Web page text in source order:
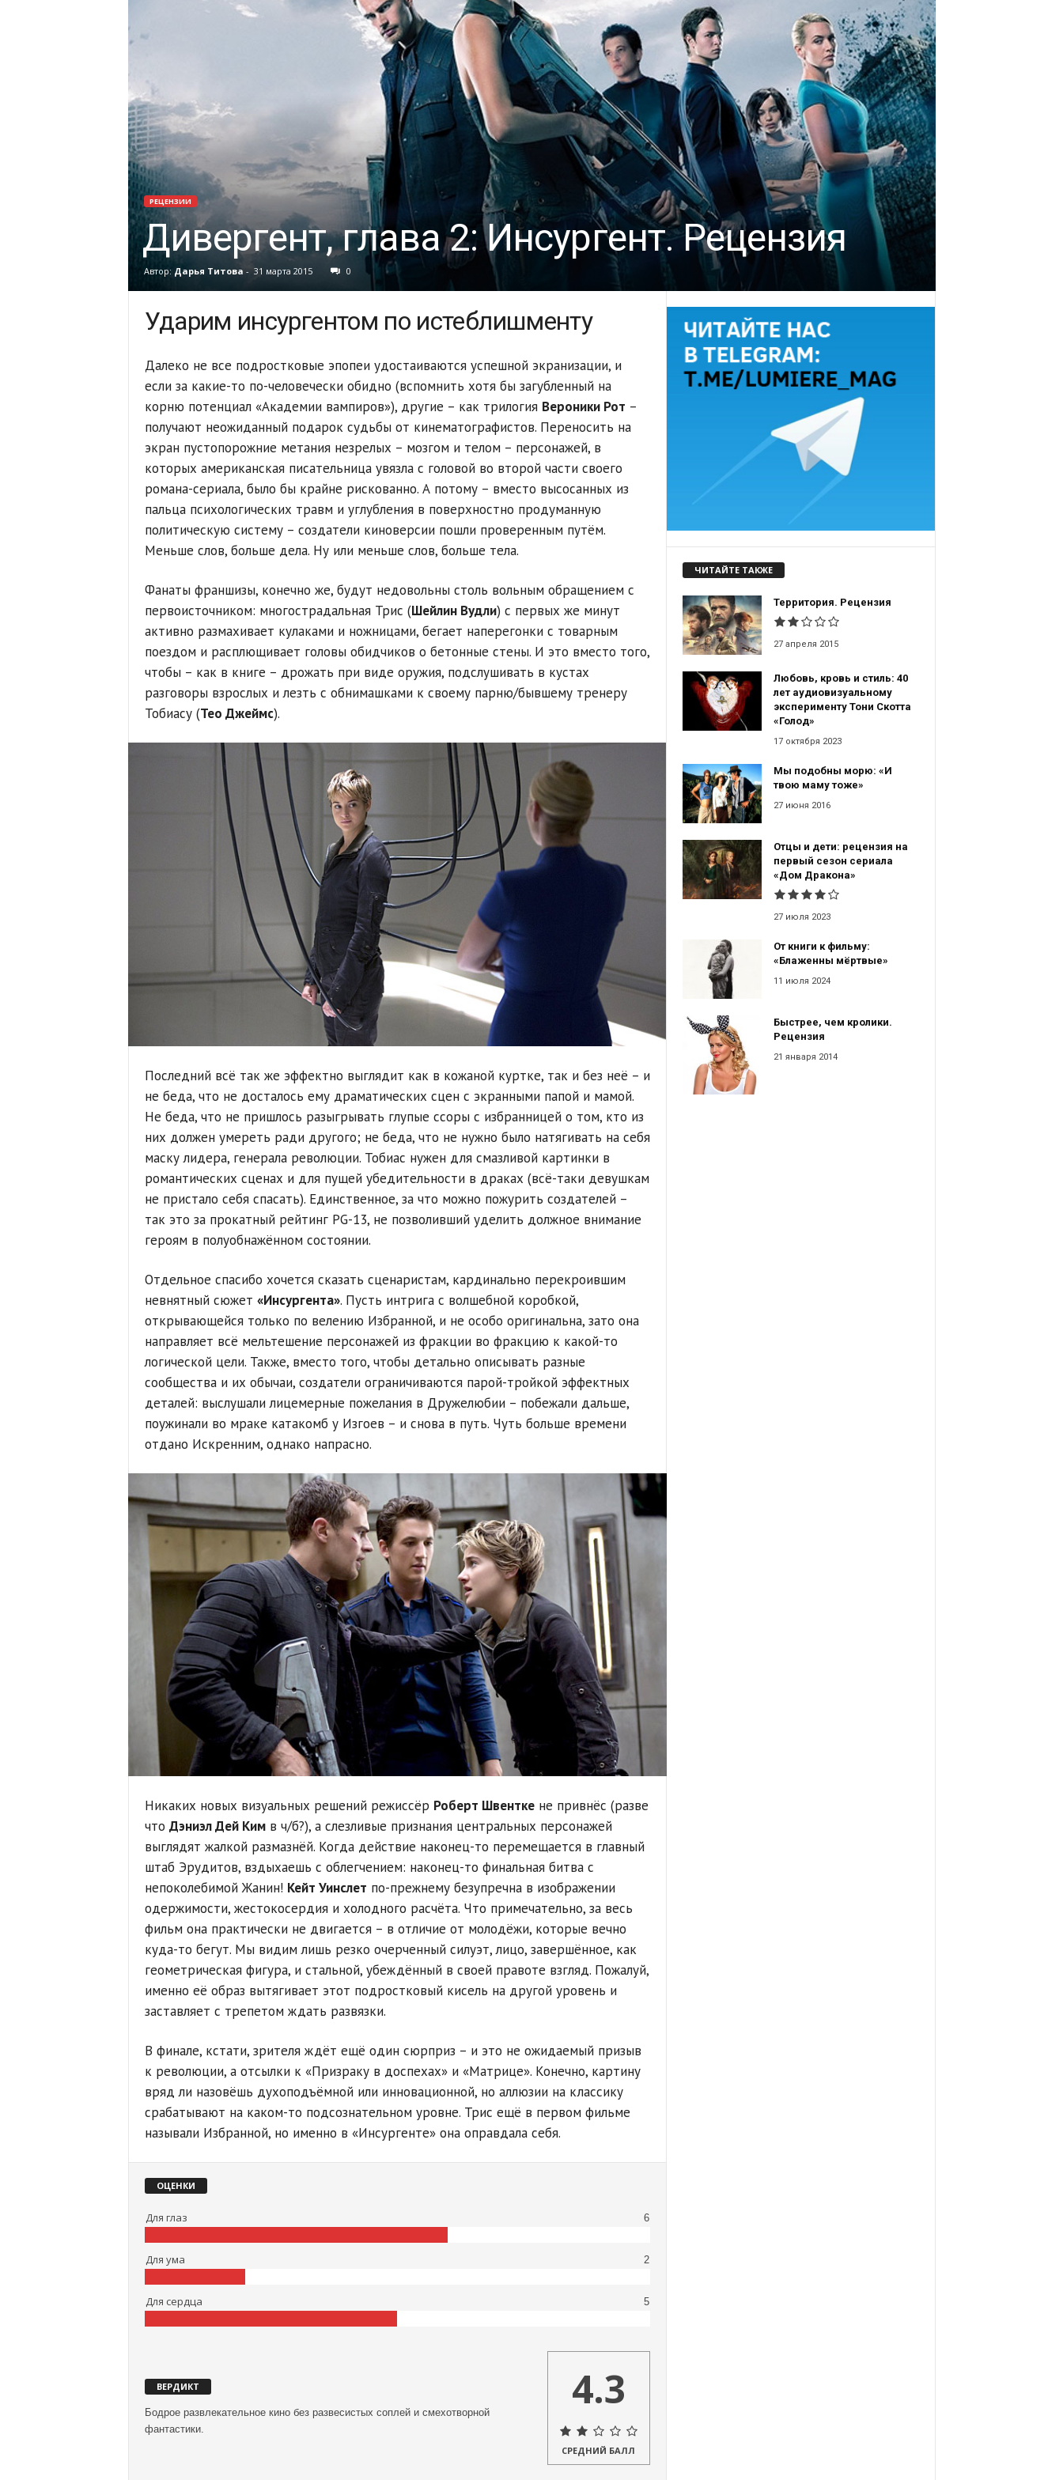
РЕЦЕНЗИИ
Дивергент, глава 2: Инсургент. Рецензия
Автор: Дарья Титова - 31 марта 2015 0
Ударим инсургентом по истеблишменту
Далеко не все подростковые эпопеи удостаиваются успешной экранизации, и
если за какие-то по-человечески обидно (вспомнить хотя бы загубленный на
корню потенциал «Академии вампиров»), другие – как трилогия Вероники Рот –
получают неожиданный подарок судьбы от кинематографистов. Переносить на
экран пустопорожние метания незрелых – мозгом и телом – персонажей, в
которых американская писательница увязла с головой во второй части своего
романа-сериала, было бы крайне рискованно. А потому – вместо высосанных из
пальца психологических травм и углубления в поверхностно продуманную
политическую систему – создатели киноверсии пошли проверенным путём.
Меньше слов, больше дела. Ну или меньше слов, больше тела.
Фанаты франшизы, конечно же, будут недовольны столь вольным обращением с
первоисточником: многострадальная Трис (Шейлин Вудли) с первых же минут
активно размахивает кулаками и ножницами, бегает наперегонки с товарным
поездом и расплющивает головы обидчиков о бетонные стены. И это вместо того,
чтобы – как в книге – дрожать при виде оружия, подслушивать в кустах
разговоры взрослых и лезть с обнимашками к своему парню/бывшему тренеру
Тобиасу (Тео Джеймс).
Последний всё так же эффектно выглядит как в кожаной куртке, так и без неё – и
не беда, что не досталось ему драматических сцен с экранными папой и мамой.
Не беда, что не пришлось разыгрывать глупые ссоры с избранницей о том, кто из
них должен умереть ради другого; не беда, что не нужно было натягивать на себя
маску лидера, генерала революции. Тобиас нужен для смазливой картинки в
романтических сценах и для пущей убедительности в драках (всё-таки девушкам
не пристало себя спасать). Единственное, за что можно пожурить создателей –
так это за прокатный рейтинг PG-13, не позволивший уделить должное внимание
героям в полуобнажённом состоянии.
Отдельное спасибо хочется сказать сценаристам, кардинально перекроившим
невнятный сюжет «Инсургента». Пусть интрига с волшебной коробкой,
открывающейся только по велению Избранной, и не особо оригинальна, зато она
направляет всё мельтешение персонажей из фракции во фракцию к какой-то
логической цели. Также, вместо того, чтобы детально описывать разные
сообщества и их обычаи, создатели ограничиваются парой-тройкой эффектных
деталей: выслушали лицемерные пожелания в Дружелюбии – побежали дальше,
поужинали во мраке катакомб у Изгоев – и снова в путь. Чуть больше времени
отдано Искренним, однако напрасно.
Никаких новых визуальных решений режиссёр Роберт Швенткене привнёс (разве
что Дэниэл Дей Кимв ч/б?), а слезливые признания центральных персонажей
выглядят жалкой размазнёй. Когда действие наконец-то перемещается в главный
штаб Эрудитов, вздыхаешь с облегчением: наконец-то финальная битва с
непоколебимой Жанин! Кейт Уинслет по-прежнему безупречна в изображении
одержимости, жестокосердия и холодного расчёта. Что примечательно, за весь
фильм она практически не двигается – в отличие от молодёжи, которые вечно
куда-то бегут. Мы видим лишь резко очерченный силуэт, лицо, завершённое, как
геометрическая фигура, и стальной, убеждённый в своей правоте взгляд. Пожалуй,
именно её образ вытягивает этот подростковый кисель на другой уровень и
заставляет с трепетом ждать развязки.
В финале, кстати, зрителя ждёт ещё один сюрприз – и это не ожидаемый призыв
к революции, а отсылки к «Призраку в доспехах» и «Матрице». Конечно, картину
вряд ли назовёшь духоподъёмной или инновационной, но аллюзии на классику
срабатывают на каком-то подсознательном уровне. Трис ещё в первом фильме
называли Избранной, но именно в «Инсургенте» она оправдала себя.
ОЦЕНКИ
Для глаз 6
Для ума 2
Для сердца 5
ВЕРДИКТ
Бодрое развлекательное кино без развесистых соплей и смехотворной
фантастики.
4.3
СРЕДНИЙ БАЛЛ
ЧИТАЙТЕ ТАКЖЕ
Территория. Рецензия
27 апреля 2015
Любовь, кровь и стиль: 40
лет аудиовизуальному
эксперименту Тони Скотта
«Голод»
17 октября 2023
Мы подобны морю: «И
твою маму тоже»
27 июня 2016
Отцы и дети: рецензия на
первый сезон сериала
«Дом Дракона»
27 июля 2023
От книги к фильму:
«Блаженны мёртвые»
11 июля 2024
Быстрее, чем кролики.
Рецензия
21 января 2014